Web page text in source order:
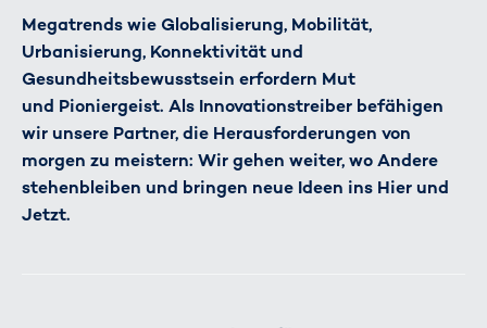
Megatrends wie Globalisierung, Mobilität,
Urbanisierung, Konnektivität und
Gesundheitsbewusstsein erfordern Mut
und Pioniergeist. Als Innovationstreiber befähigen
wir unsere Partner, die Herausforderungen von
morgen zu meistern: Wir gehen weiter, wo Andere
stehenbleiben und bringen neue Ideen ins Hier und
Jetzt.